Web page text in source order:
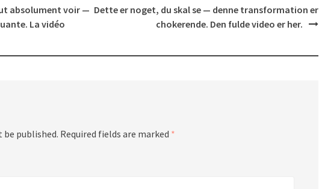
absolument voir —
La vidéo
Dette er noget, du skal se — denne transformation er
chokerende. Den fulde video er her.
be published. Required fields are marked *